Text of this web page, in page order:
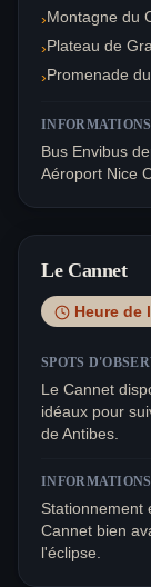
›Montagne du
›Plateau de
›Promenade
Bus Envibus
Aéroport Nice
Le Cannet
Heure de
SPOTS
Le Cannet
idéaux pour
de Antibes.
Stationnement
Cannet bien
l'éclipse.